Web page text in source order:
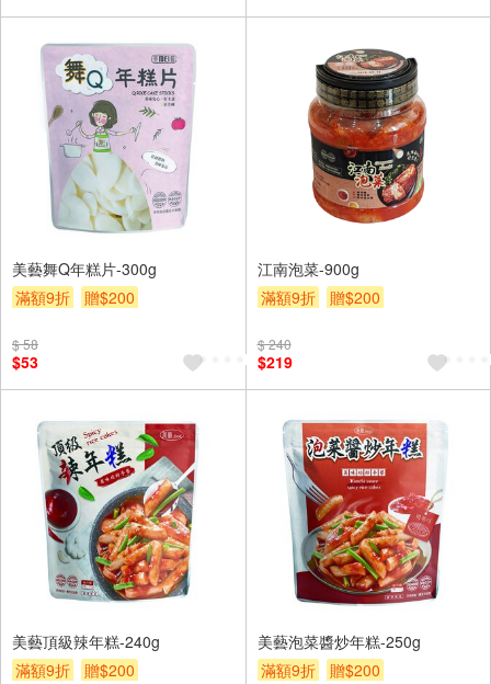
美藝舞Q年糕片-300g
滿額9折
贈$200
$ 58
$53
江南泡菜-900g
滿額9折
贈$200
$ 240
$219
美藝頂級辣年糕-240g
滿額9折
贈$200
美藝泡菜醬炒年糕-250g
滿額9折
贈$200